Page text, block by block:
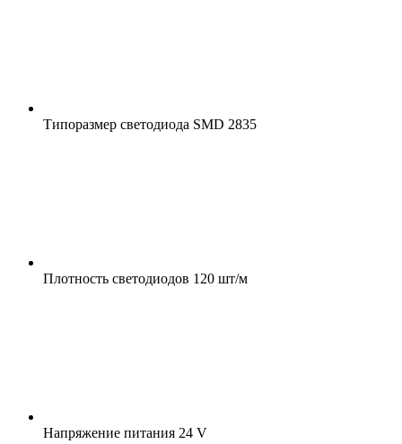
Типоразмер светодиода SMD 2835
Плотность светодиодов 120 шт/м
Напряжение питания 24 V